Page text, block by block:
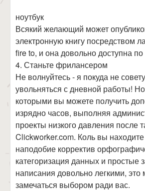
ноутбук
Всякий желающий может
электронную книгу посредством
fire to, и она довольно доступна
4. Станьте фрилансером
Не волнуйтесь - я покуда не
увольняться с дневной работы!
которыми вы можете получить
изрядно часов, выполняя
проекты низкого давления после
Clickworker.com. Коль вы
наподобие корректив
категоризация данных и простые
написания довольно легкими, это
замечаться выбором ради вас.